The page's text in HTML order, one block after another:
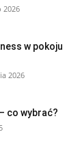
2026
w pokoju
2026
co wybrać?